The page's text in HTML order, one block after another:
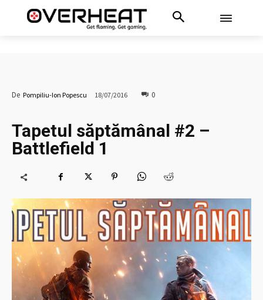
De Pompiliu-Ion Popescu 18/07/2016 0
Tapetul săptămânal #2 –
Battlefield 1